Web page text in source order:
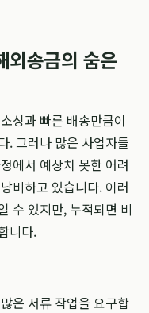
외송금의 숨은
싱과 빠른 배송만큼이
. 그러나 많은 사업자들
에서 예상치 못한 어려
비하고 있습니다. 이러
수 있지만, 누적되면 비
니다.
은 서류 작업을 요구합